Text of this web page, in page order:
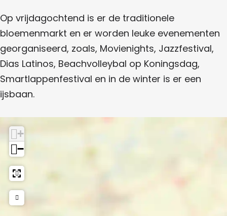
e
r
k
h
o
Op vrijdagochtend is er de traditionele
bloemenmarkt en er worden leuke evenementen
georganiseerd, zoals, Movienights, Jazzfestival,
Dias Latinos, Beachvolleybal op Koningsdag,
Smartlappenfestival en in de winter is er een
ijsbaan.
+
−